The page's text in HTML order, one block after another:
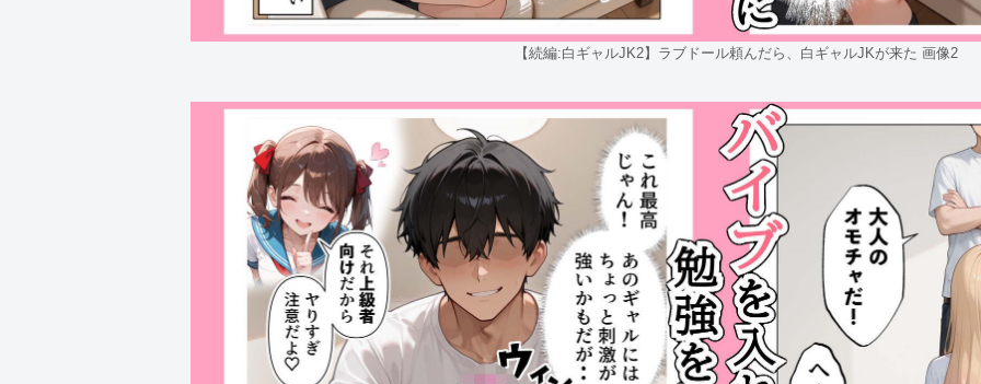
【続編:白ギャルJK2】ラブドール頼んだら、白ギャルJKが来た 画像2